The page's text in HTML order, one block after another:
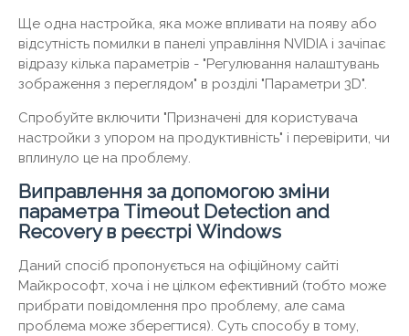
Ще одна настройка, яка може впливати на появу або
відсутність помилки в панелі управління NVIDIA і зачіпає
відразу кілька параметрів - "Регулювання налаштувань
зображення з переглядом" в розділі "Параметри 3D".
Спробуйте включити "Призначені для користувача
настройки з упором на продуктивність" і перевірити, чи
вплинуло це на проблему.
Виправлення за допомогою зміни
параметра Timeout Detection and
Recovery в реєстрі Windows
Даний спосіб пропонується на офіційному сайті
Майкрософт, хоча і не цілком ефективний (тобто може
прибрати повідомлення про проблему, але сама
проблема може зберегтися). Суть способу в тому,